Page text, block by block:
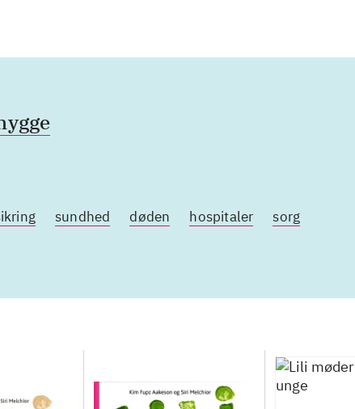
sundhed døden hospitaler sorg